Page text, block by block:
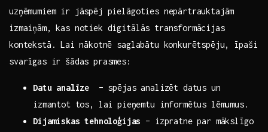
uzņēmumiem ir jāspēj pielāgoties nepārtrauktajām
izmaiņām, kas notiek digitālās transformācijas
kontekstā.‍ Lai⁤ nākotnē saglabātu ‍konkurētspēju, īpaši
svarīgas ir​ šādas‌ prasmes:
Datu analīze ‌ – spējas analizēt datus un
izmantot tos, ‌lai pieņemtu informētus lēmumus.
Dijamiskas tehnoloģijas – izpratne par mākslīgo